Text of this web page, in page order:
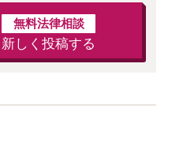
無料法律相談
新しく投稿する